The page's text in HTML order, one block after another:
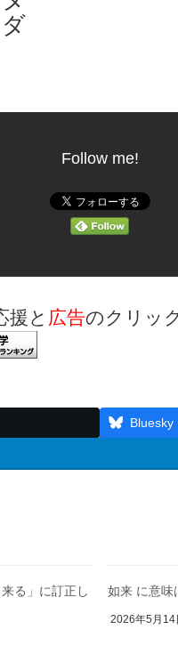
Follow me!
援と 広告のクリッ
Bluesky
る」に訂正し
如来 に意味
2026年5月14